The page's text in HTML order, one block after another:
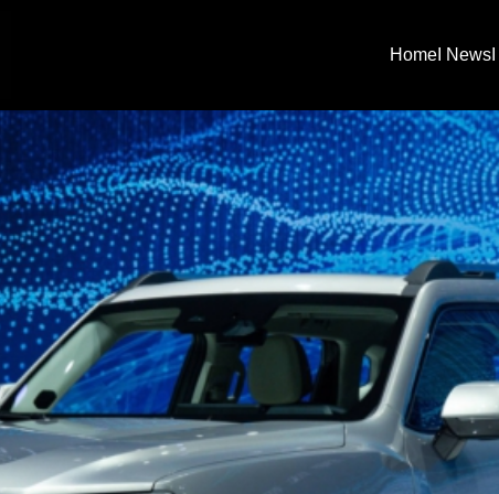
Home I News